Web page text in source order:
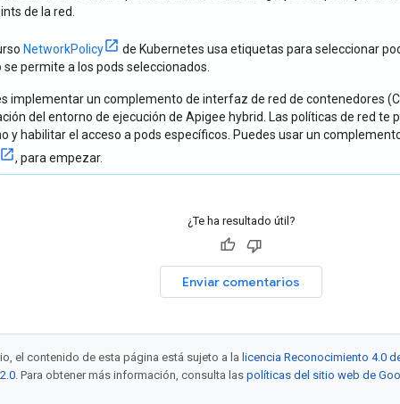
de la red.
NetworkPolicy
de Kubernetes usa etiquetas para seleccionar
permite a los pods seleccionados.
implementar un complemento de interfaz de red de contenedores
del entorno de ejecución de Apigee hybrid. Las políticas de red te
y habilitar el acceso a pods específicos. Puedes usar un
, para empezar.
¿Te ha resultado útil?
Enviar comentarios
el contenido de esta página está sujeto a la licencia Reconocimiento 4.0
. Para obtener más información, consulta las políticas del sitio web de